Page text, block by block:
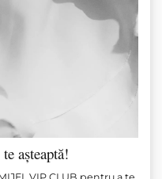
așteaptă!